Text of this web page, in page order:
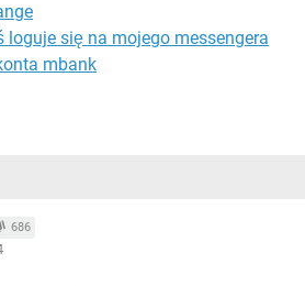
się na mojego messengera
mbank
686